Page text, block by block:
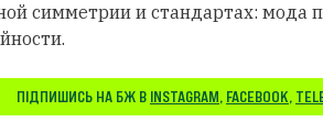
симметрии и стандартах: мода
ПІДПИШИСЬ НА БЖ В INSTAGRAM, FACEBOOK,